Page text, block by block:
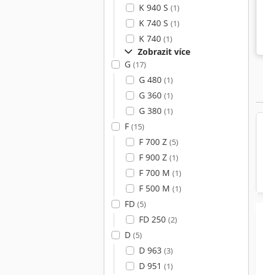
K 940 S (1)
K 740 S (1)
K 740 (1)
Zobrazit více
G (17)
G 480 (1)
G 360 (1)
G 380 (1)
F (15)
F 700 Z (5)
F 900 Z (1)
F 700 M (1)
F 500 M (1)
FD (5)
FD 250 (2)
D (5)
D 963 (3)
D 951 (1)